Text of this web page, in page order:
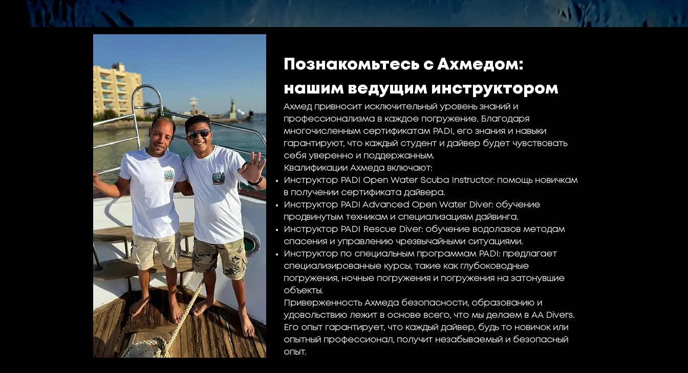
Познакомьтесь с Ахмедом:
нашим ведущим инструктором
Ахмед привносит исключительный уровень знаний и
профессионализма в каждое погружение. Благодаря
многочисленным сертификатам PADI, его знания и навыки
гарантируют, что каждый студент и дайвер будет чувствовать
себя уверенно и поддержанным.
Квалификации Ахмеда включают:
Инструктор PADI Open Water Scuba Instructor: помощь новичкам
в получении сертификата дайвера.
Инструктор PADI Advanced Open Water Diver: обучение
продвинутым техникам и специализациям дайвинга.
Инструктор PADI Rescue Diver: обучение водолазов методам
спасения и управлению чрезвычайными ситуациями.
Инструктор по специальным программам PADI: предлагает
специализированные курсы, такие как глубоководные
погружения, ночные погружения и погружения на затонувшие
объекты.
Приверженность Ахмеда безопасности, образованию и
удовольствию лежит в основе всего, что мы делаем в AA Divers.
Его опыт гарантирует, что каждый дайвер, будь то новичок или
опытный профессионал, получит незабываемый и безопасный
опыт.